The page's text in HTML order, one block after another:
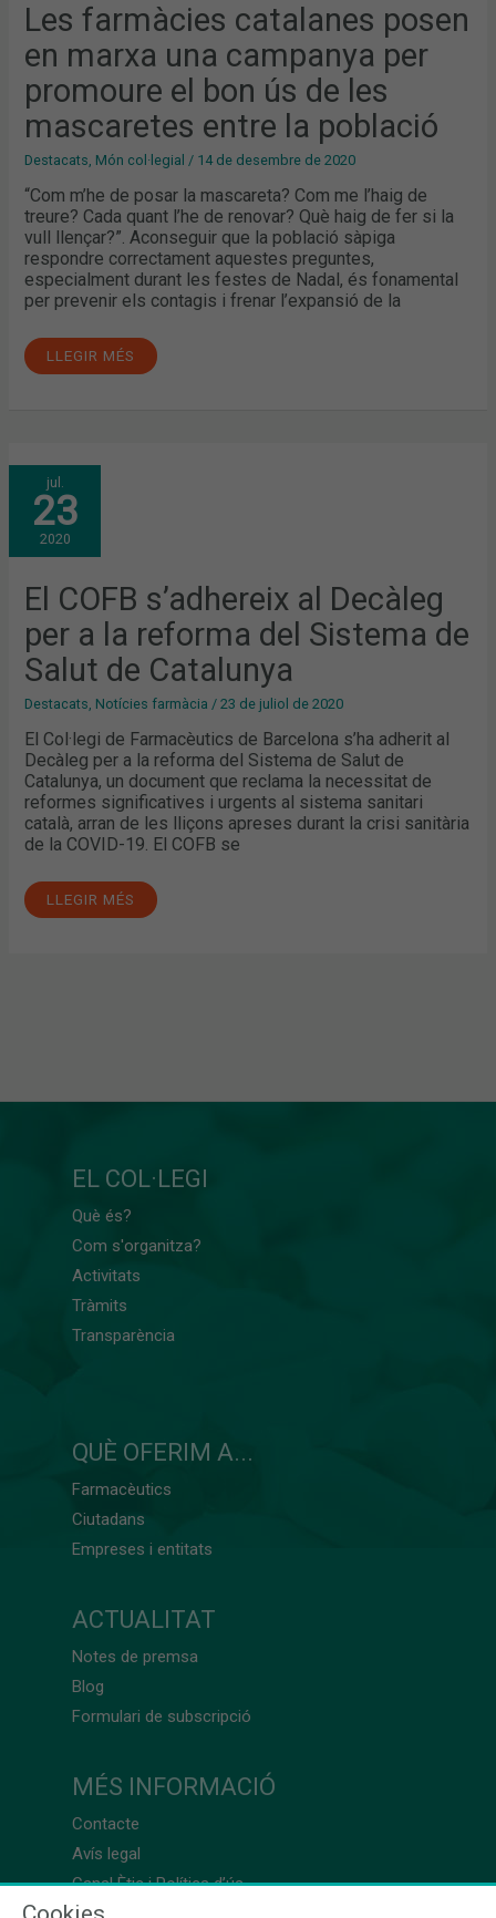
Les farmàcies catalanes posen
en marxa una campanya per
promoure el bon ús de les
mascaretes entre la població
Destacats, Món col·legial / 14 de desembre de 2020
“Com m’he de posar la mascareta? Com me l’haig de
treure? Cada quant l’he de renovar? Què haig de fer si la
vull llençar?”. Aconseguir que la població sàpiga
respondre correctament aquestes preguntes,
especialment durant les festes de Nadal, és fonamental
per prevenir els contagis i frenar l’expansió de la
PROMOURE
EL
BON
ÚS
LES
MASCARETES
ENTRE
LA
POBLACIÓ
LLEGIR MÉS
jul.
23
2020
El COFB s’adhereix al Decàleg
per a la reforma del Sistema de
Salut de Catalunya
Destacats Notícies farmàcia /23 de juliol de 2020
El Col·legi de Farmacèutics de Barcelona s’ha adherit al
Decàleg per a la reforma del Sistema de Salut de
Catalunya, un document que reclama la necessitat de
reformes significatives i urgents al sistema sanitari
català, arran de les lliçons apreses durant la crisi sanitària
de la COVID-19. El COFB se
EL
COFB
S’ADHEREIX
AL
DECÀLEG
PER
A
REFORMA
DEL
SISTEMA
DE
SALUT
DE
CATALUNYA
LLEGIR MÉS
EL COL·LEGI
Què és?
Com s'organitza?
Activitats
Tràmits
Transparència
QUÈ OFERIM A...
Farmacèutics
Ciutadans
Empreses i entitats
ACTUALITAT
Notes de premsa
Blog
Formulari de subscripció
MÉS INFORMACIÓ
Contacte
Avís legal
Canal Ètic i Política d’ús